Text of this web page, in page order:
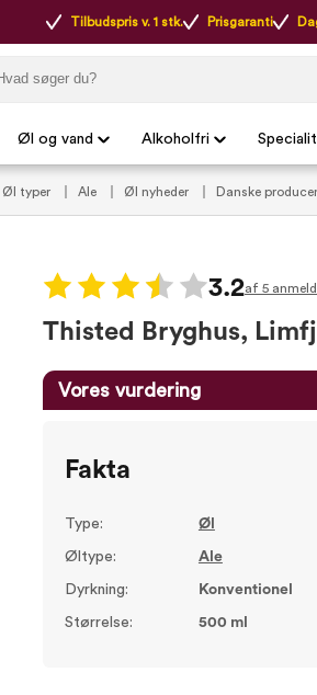
Tilbudspris v. 1 stk. Prisgaranti
Øl og vand Alkoholfri
Øl typer Ale Øl nyheder Danske
3.2af 5
Thisted Bryghus,
Vores vurdering
Fakta
Type: Øl
Øltype: Ale
Dyrkning: Konventionel
Størrelse: 500 ml